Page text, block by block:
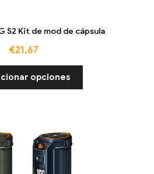
S2 Kit de mod de cápsula
€21,67
opciones